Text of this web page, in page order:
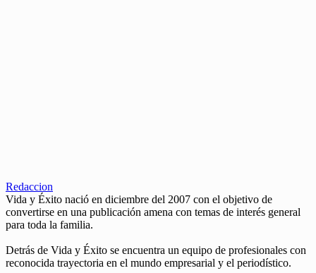
Redaccion
Vida y Éxito nació en diciembre del 2007 con el objetivo de
convertirse en una publicación amena con temas de interés general
para toda la familia.
Detrás de Vida y Éxito se encuentra un equipo de profesionales con
reconocida trayectoria en el mundo empresarial y el periodístico.